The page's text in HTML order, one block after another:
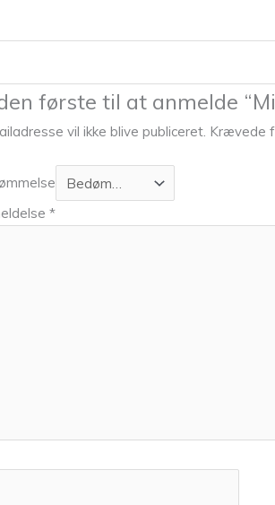
første til at anmelde
vil ikke blive publiceret. Krævede
*